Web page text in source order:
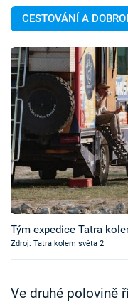
Témata
Témata
Pořady
TV Program
Časopis
Sledujte prima+
Tým expedice Tatra
Zdroj: Tatra kolem světa 2
Ve druhé polovině